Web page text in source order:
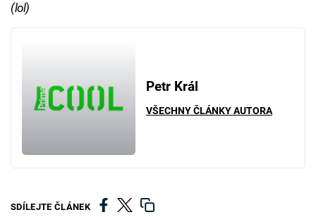
(lol)
Petr Král
VŠECHNY ČLÁNKY AUTORA
SDÍLEJTE ČLÁNEK